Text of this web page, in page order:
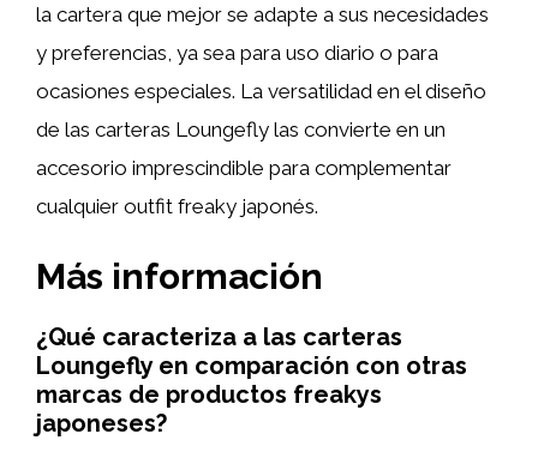
la cartera que mejor se adapte a sus necesidades
y preferencias, ya sea para uso diario o para
ocasiones especiales. La versatilidad en el diseño
de las carteras Loungefly las convierte en un
accesorio imprescindible para complementar
cualquier outfit freaky japonés.
Más información
¿Qué caracteriza a las carteras
Loungefly en comparación con otras
marcas de productos freakys
japoneses?